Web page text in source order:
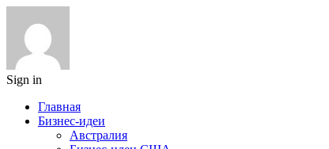
Sign in
Главная
Бизнес-идеи
Австралия